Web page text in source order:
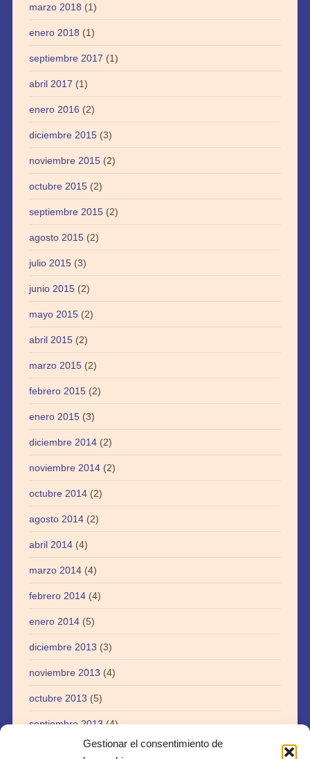
Gestionar el consentimiento de
marzo 2018 (1)
enero 2018 (1)
septiembre 2017 (1)
abril 2017 (1)
enero 2016 (2)
diciembre 2015(3)
noviembre 2015(2)
octubre 2015(2)
septiembre 2015(2)
agosto 2015(2)
julio 2015(3)
junio 2015(2)
mayo 2015(2)
abril 2015(2)
marzo 2015(2)
febrero 2015(2)
enero 2015(3)
diciembre 2014(2)
noviembre 2014(2)
octubre 2014(2)
agosto 2014(2)
abril 2014(4)
marzo 2014(4)
febrero 2014(4)
enero 2014(5)
diciembre 2013 (3)
noviembre 2013 (4)
octubre 2013 (5)
septiembre 2013(4)
(5)